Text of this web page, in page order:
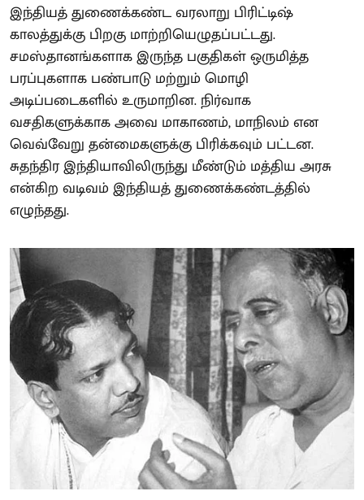
இந்தியத் துணைக்கண்ட வரலாறு பிரிட்டிஷ்
காலத்துக்கு பிறகு மாற்றியெழுதப்பட்டது.
சமஸ்தானங்களாக இருந்த பகுதிகள் ஒருமித்த
பரப்புகளாக பண்பாடு மற்றும் மொழி
அடிப்படைகளில் உருமாறின. நிர்வாக
வசதிகளுக்காக அவை மாகாணம், மாநிலம் என
வெவ்வேறு தன்மைகளுக்கு பிரிக்கவும் பட்டன.
சுதந்திர இந்தியாவிலிருந்து மீண்டும் மத்திய அரசு
என்கிற வடிவம் இந்தியத் துணைக்கண்டத்தில்
எழுந்தது.